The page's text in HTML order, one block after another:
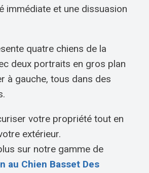
immédiate et une dissuasion
quatre chiens de la
deux portraits en gros plan
à gauche, tous dans des
votre propriété tout en
extérieur.
sur notre gamme de
au Chien Basset Des